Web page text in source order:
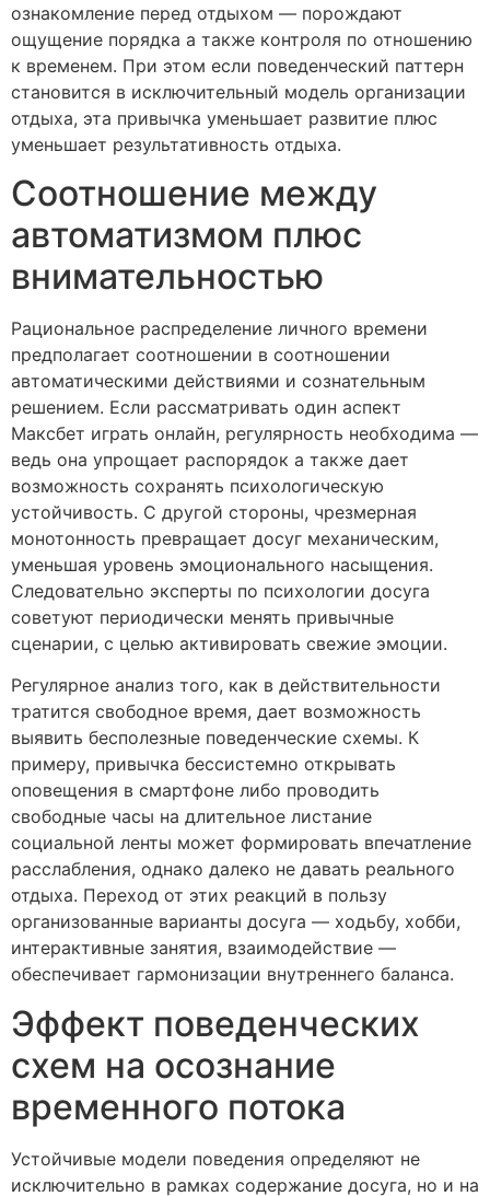
ознакомление перед отдыхом — порождают
ощущение порядка а также контроля по отношению
к временем. При этом если поведенческий паттерн
становится в исключительный модель организации
отдыха, эта привычка уменьшает развитие плюс
уменьшает результативность отдыха.
Соотношение между
автоматизмом плюс
внимательностью
Рациональное распределение личного времени
предполагает соотношении в соотношении
автоматическими действиями и сознательным
решением. Если рассматривать один аспект
Максбет играть онлайн, регулярность необходима —
ведь она упрощает распорядок а также дает
возможность сохранять психологическую
устойчивость. С другой стороны, чрезмерная
монотонность превращает досуг механическим,
уменьшая уровень эмоционального насыщения.
Следовательно эксперты по психологии досуга
советуют периодически менять привычные
сценарии, с целью активировать свежие эмоции.
Регулярное анализ того, как в действительности
тратится свободное время, дает возможность
выявить бесполезные поведенческие схемы. К
примеру, привычка бессистемно открывать
оповещения в смартфоне либо проводить
свободные часы на длительное листание
социальной ленты может формировать впечатление
расслабления, однако далеко не давать реального
отдыха. Переход от этих реакций в пользу
организованные варианты досуга — ходьбу, хобби,
интерактивные занятия, взаимодействие —
обеспечивает гармонизации внутреннего баланса.
Эффект поведенческих
схем на осознание
временного потока
Устойчивые модели поведения определяют не
исключительно в рамках содержание досуга, но и на